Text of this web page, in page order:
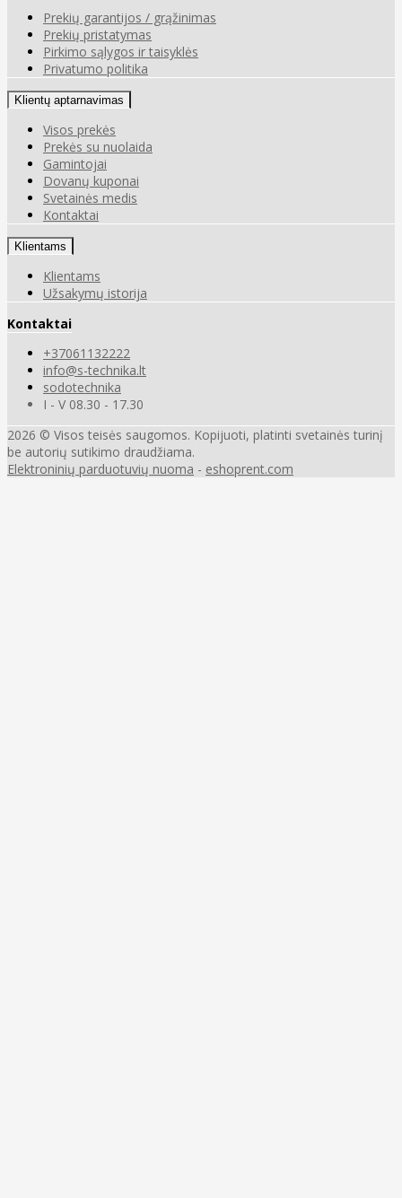
Prekių garantijos / grąžinimas
Prekių pristatymas
Pirkimo sąlygos ir taisyklės
Privatumo politika
Klientų aptarnavimas
Visos prekės
Prekės su nuolaida
Gamintojai
Dovanų kuponai
Svetainės medis
Kontaktai
Klientams
Klientams
Užsakymų istorija
Kontaktai
+37061132222
info@s-technika.lt
sodotechnika
I - V 08.30 - 17.30
2026 © Visos teisės saugomos. Kopijuoti, platinti svetainės turinį
be autorių sutikimo draudžiama.
Elektroninių parduotuvių nuoma - eshoprent.com